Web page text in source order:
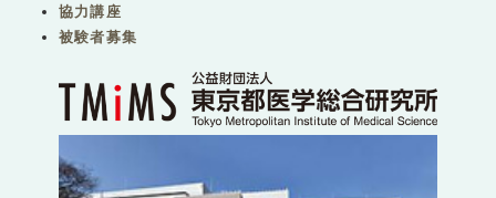
協力講座
被験者募集